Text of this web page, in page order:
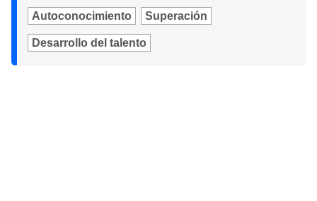
Autoconocimiento Superación
Desarrollo del talento